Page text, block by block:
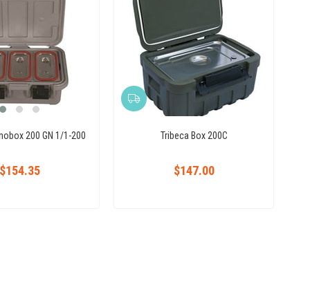
200 GN 1/1-200
$154.35
Tribeca Box 200C
$147.00